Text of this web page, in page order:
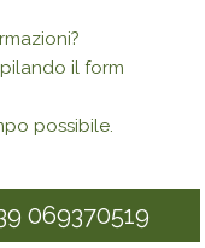
il form
possibile.
069370519